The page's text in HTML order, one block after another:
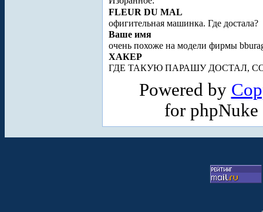
FLEUR DU MAL
офигительная машинка. Где досталa?
Ваше имя
очень похоже на модели фирмы
ХАКЕР
ГДЕ ТАКУЮ ПАРАШУ ДОСТАЛ,
Powered by
for